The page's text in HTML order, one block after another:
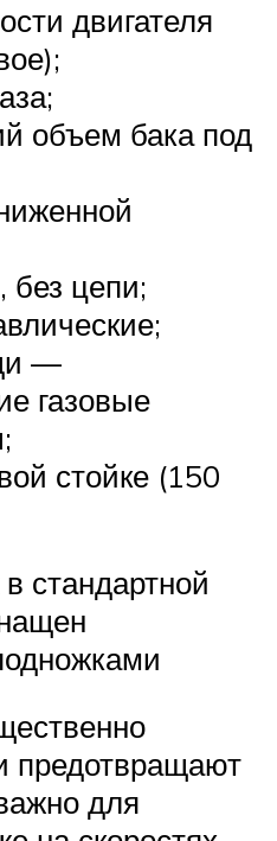
двигателя
объем бака под
без цепи;
—
газовые
стойке (150
стандартной
предотвращают
для